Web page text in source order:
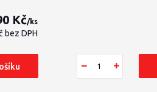
Kč/ks
bez DPH